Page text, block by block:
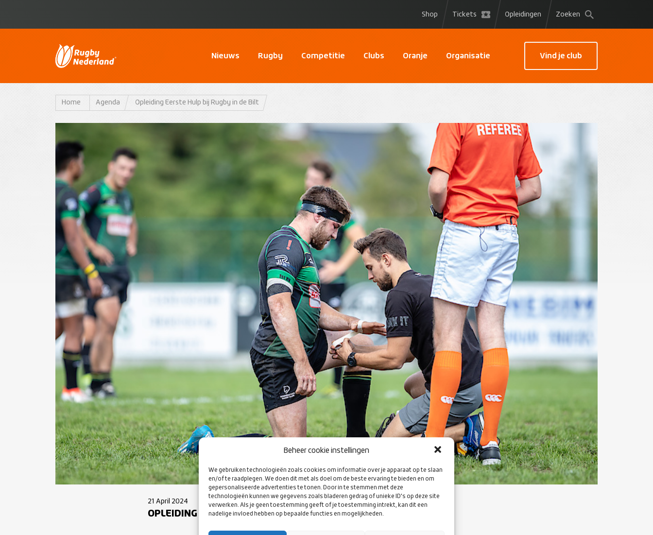
Beheer cookie instellingen
We gebruiken technologieën zoals cookies om informatie over je apparaat op te slaan
en/of te raadplegen. We doen dit met als doel om de beste ervaring te bieden en om
gepersonaliseerde advertenties te tonen. Door in te stemmen met deze
technologieën kunnen we gegevens zoals bladeren gedrag of unieke ID's op deze site
verwerken. Als je geen toestemming geeft of je toestemming intrekt, kan dit een
nadelige invloed hebben op bepaalde functies en mogelijkheden.
Shop Tickets Opleidingen Zoeken
Nieuws Rugby Competitie Clubs Oranje Organisatie Vind je club
Home Agenda Opleiding Eerste Hulp bij Rugby in de Bilt
21 April 2024
OPLEIDING EERSTE HULP BIJ RUGBY IN DE BILT